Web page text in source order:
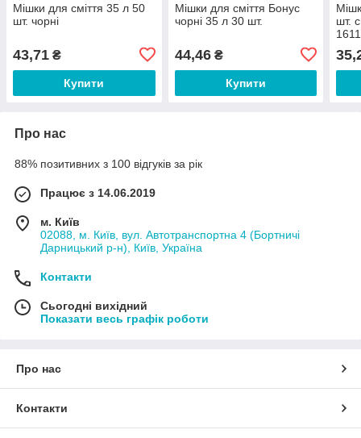
Мішки для сміття 35 л 50
шт. чорні
43,71 ₴
Купити
Мішки для сміття Бонус
чорні 35 л 30 шт.
44,46₴
Купити
шт.
Про нас
88% позитивних з 100 відгуків за рік
Працює з 14.06.2019
м. Київ
02088, м. Київ, вул. Автотранспортна 4 (Бортничі
Дарницький р-н), Київ, Україна
Контакти
Сьогодні вихідний
Показати весь графік роботи
Про нас
Контакти